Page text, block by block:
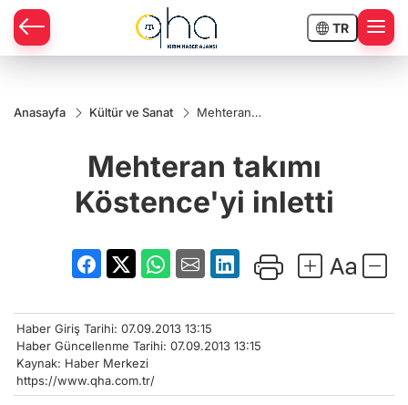
TR
Anasayfa Kültür ve Sanat
Mehteran
Mehteran takımı
Köstence'yi inletti
Haber Giriş Tarihi: 07.09.2013 13:15
Haber Güncellenme Tarihi: 07.09.2013 13:15
Kaynak: Haber Merkezi
https://www.qha.com.tr/